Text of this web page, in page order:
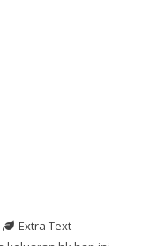
Extra Text